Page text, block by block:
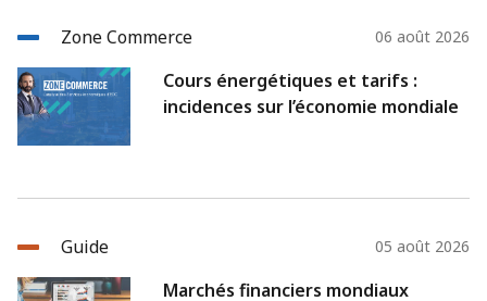
Zone Commerce 06 août 2026
Cours énergétiques et tarifs :
incidences sur l’économie mondiale
Guide 05 août 2026
Marchés financiers mondiaux